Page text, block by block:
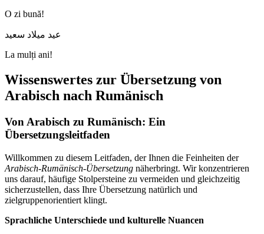
O zi bună!
عيد ميلاد سعيد
La mulți ani!
Wissenswertes zur Übersetzung von
Arabisch nach Rumänisch
Von Arabisch zu Rumänisch: Ein
Übersetzungsleitfaden
Willkommen zu diesem Leitfaden, der Ihnen die Feinheiten der
Arabisch-Rumänisch-Übersetzung näherbringt. Wir konzentrieren
uns darauf, häufige Stolpersteine zu vermeiden und gleichzeitig
sicherzustellen, dass Ihre Übersetzung natürlich und
zielgruppenorientiert klingt.
Sprachliche Unterschiede und kulturelle Nuancen